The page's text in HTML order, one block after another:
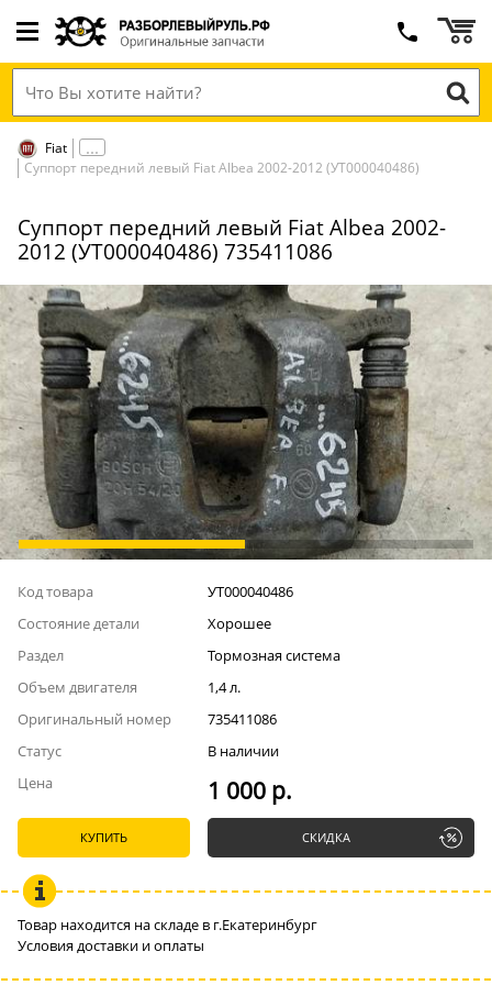
Fiat
Суппорт передний левый Fiat Albea 2002-2012 (УТ000040486)
Суппорт передний левый Fiat Albea 2002-
2012 (УТ000040486) 735411086
Код товара
УТ000040486
Состояние детали
Хорошее
Раздел
Тормозная система
Объем двигателя
1,4 л.
Оригинальный номер
735411086
Статус
В наличии
Цена
1 000 р.
КУПИТЬ СКИДКА
Товар находится на складе в г.Екатеринбург
Условия доставки и оплаты